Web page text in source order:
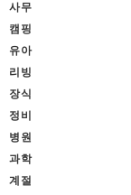
사무
캠핑
유아
리빙
장식
정비
병원
과학
계절